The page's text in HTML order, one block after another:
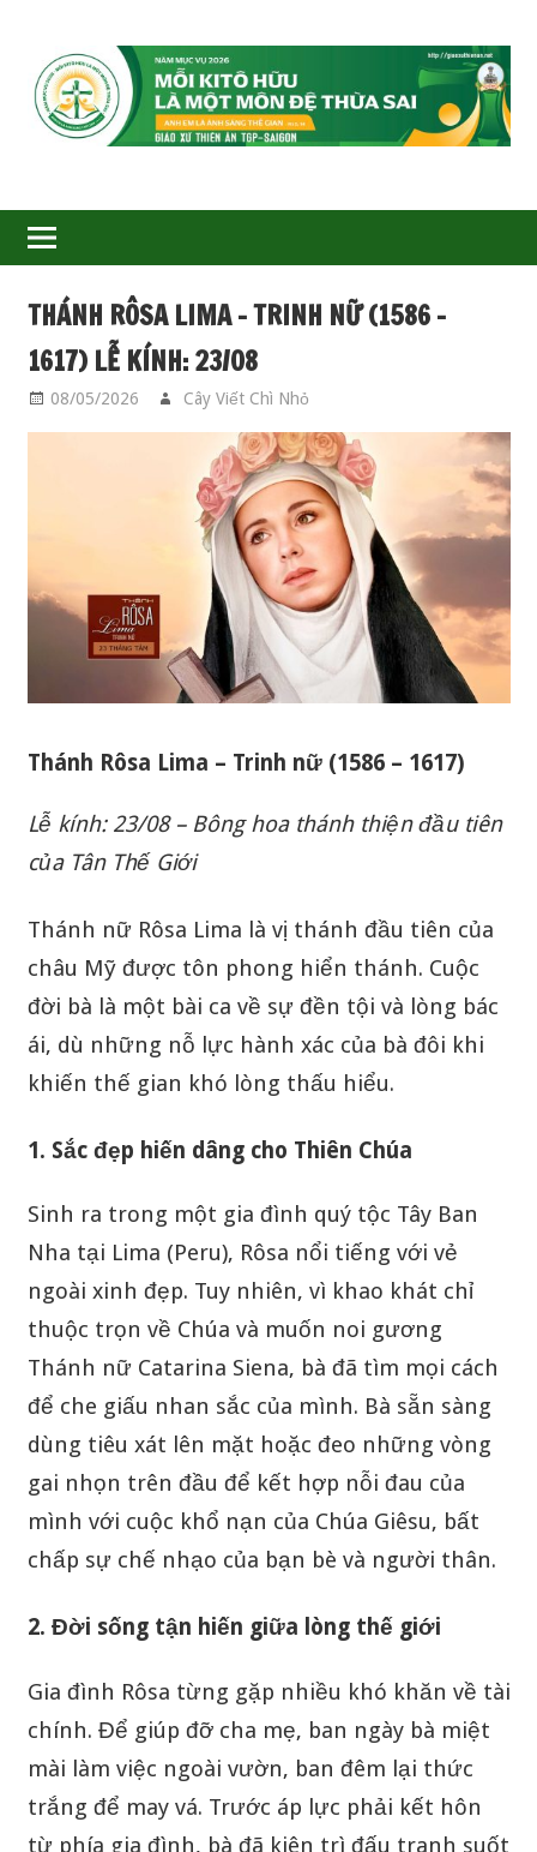
GIÁO
XỨ
THIÊN
ÂN-
TGP
SAIGON
THÁNH RÔSA LIMA – TRINH NỮ (1586 –
1617) LỄ KÍNH: 23/08
08/05/2026 Cây Viết Chì Nhỏ
Thánh Rôsa Lima – Trinh nữ (1586 – 1617)
Lễ kính: 23/08 – Bông hoa thánh thiện đầu tiên
của Tân Thế Giới
Thánh nữ Rôsa Lima là vị thánh đầu tiên của
châu Mỹ được tôn phong hiển thánh. Cuộc
đời bà là một bài ca về sự đền tội và lòng bác
ái, dù những nỗ lực hành xác của bà đôi khi
khiến thế gian khó lòng thấu hiểu.
1. Sắc đẹp hiến dâng cho Thiên Chúa
Sinh ra trong một gia đình quý tộc Tây Ban
Nha tại Lima (Peru), Rôsa nổi tiếng với vẻ
ngoài xinh đẹp. Tuy nhiên, vì khao khát chỉ
thuộc trọn về Chúa và muốn noi gương
Thánh nữ Catarina Siena, bà đã tìm mọi cách
để che giấu nhan sắc của mình. Bà sẵn sàng
dùng tiêu xát lên mặt hoặc đeo những vòng
gai nhọn trên đầu để kết hợp nỗi đau của
mình với cuộc khổ nạn của Chúa Giêsu, bất
chấp sự chế nhạo của bạn bè và người thân.
2. Đời sống tận hiến giữa lòng thế giới
Gia đình Rôsa từng gặp nhiều khó khăn về tài
chính. Để giúp đỡ cha mẹ, ban ngày bà miệt
mài làm việc ngoài vườn, ban đêm lại thức
trắng để may vá. Trước áp lực phải kết hôn
từ phía gia đình, bà đã kiên trì đấu tranh suốt